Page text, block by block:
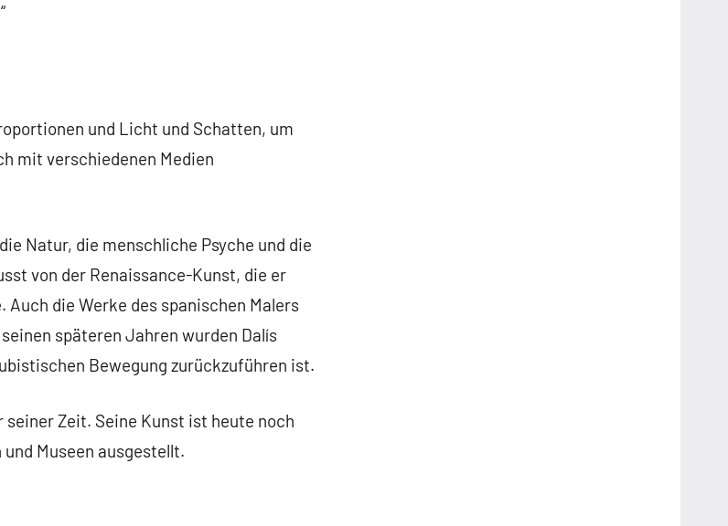
und Licht und Schatten, um
mit verschiedenen Medien
Natur, die menschliche Psyche und die
von der Renaissance-Kunst, die er
die Werke des spanischen Malers
späteren Jahren wurden Dalís
Bewegung zurückzuführen ist.
Zeit. Seine Kunst ist heute noch
Museen ausgestellt.